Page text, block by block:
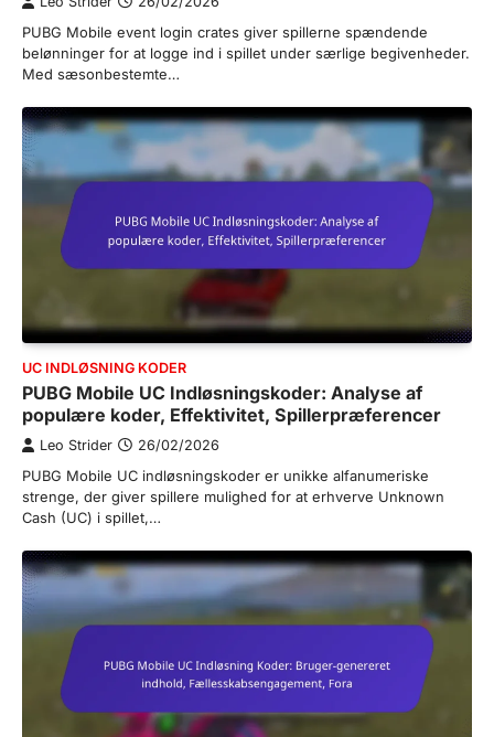
PUBG Mobile event login crates giver spillerne spændende
belønninger for at logge ind i spillet under særlige begivenheder.
Med sæsonbestemte…
UC INDLØSNING KODER
PUBG Mobile UC Indløsningskoder: Analyse af
populære koder, Effektivitet, Spillerpræferencer
Leo Strider 26/02/2026
PUBG Mobile UC indløsningskoder er unikke alfanumeriske
strenge, der giver spillere mulighed for at erhverve Unknown
Cash (UC) i spillet,…